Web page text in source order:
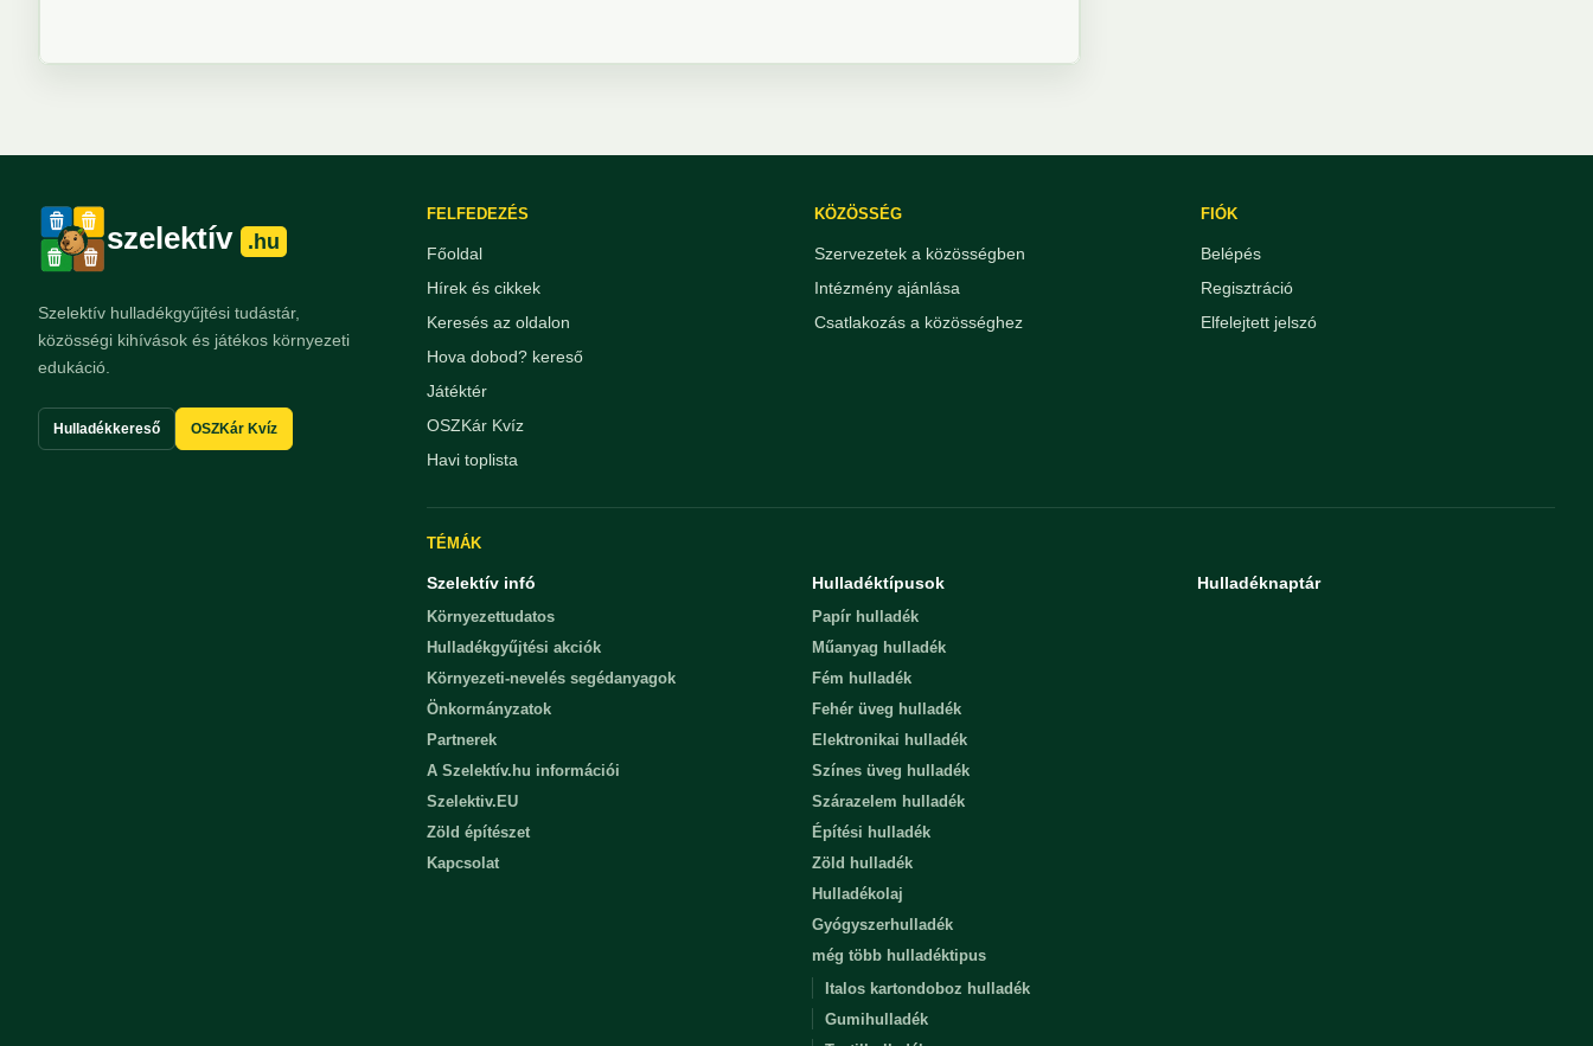
szelektív .hu
Szelektív hulladékgyűjtési tudástár,
közösségi kihívások és játékos környezeti
edukáció.
Hulladékkereső OSZKár Kvíz
FELFEDEZÉS
Főoldal
Hírek és cikkek
Keresés az oldalon
Hova dobod? kereső
Játéktér
OSZKár Kvíz
Havi toplista
KÖZÖSSÉG
Szervezetek a közösségben
Intézmény ajánlása
Csatlakozás a közösséghez
FIÓK
Belépés
Regisztráció
Elfelejtett jelszó
TÉMÁK
Szelektív infó
Környezettudatos
Hulladékgyűjtési akciók
Környezeti-nevelés segédanyagok
Önkormányzatok
Partnerek
A Szelektív.hu információi
Szelektiv.EU
Zöld építészet
Kapcsolat
Hulladéktípusok
Papír hulladék
Műanyag hulladék
Fém hulladék
Fehér üveg hulladék
Elektronikai hulladék
Színes üveg hulladék
Szárazelem hulladék
Építési hulladék
Zöld hulladék
Hulladékolaj
Gyógyszerhulladék
még több hulladéktipus
Italos kartondoboz hulladék
Gumihulladék
Hulladéknaptár